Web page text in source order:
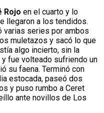
Rojo en el cuarto y lo
llegaron a los tendidos.
varias series por ambos
muletazos y sacó lo que
algo incierto, sin la
fue volteado sufriendo un
su faena. Terminó con
estocada, paseó dos
y puso rumbo a Ceret
ante novillos de Los